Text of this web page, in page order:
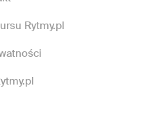
Rytmy.pl